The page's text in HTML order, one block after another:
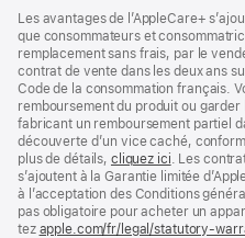
Les avan­tages de l’AppleCare+
que consommateurs et
rempla­cement sans frais, par le
contrat de vente dans les deux ans
Code de la consom­mation français.
rembour­sement du produit ou
fabricant un rembour­sement partiel
découverte d’un vice caché,
plus de détails, cliquez ici(s’ouvre
dans
une
nouvelle
fenêtre)
. Les
s’ajoutent à la Garantie limitée
à l’acceptation des Conditions
pas obligatoire pour acheter un
tez apple.com/fr/legal/statutory-